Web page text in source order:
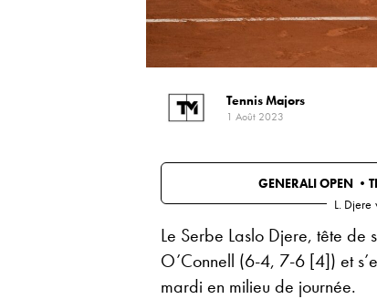
Tennis Majors
1 Août 2023
GENERALI OPEN •
L. Djere
Le Serbe Laslo Djere, tête de
O’Connell (6-4, 7-6 [4]) et
mardi en milieu de journée.